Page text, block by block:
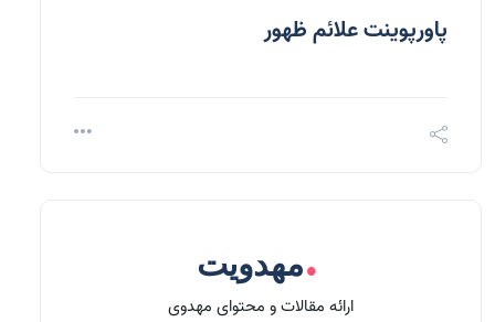
پاورپوینت علائم ظهور
.مهدویت
ارائه مقالات و محتوای مهدوی